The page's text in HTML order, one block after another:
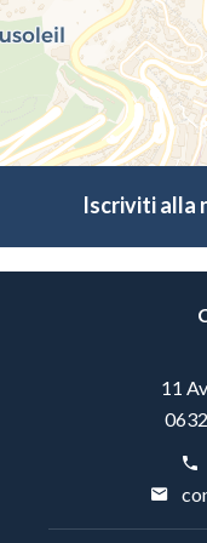
Iscriviti alla
11